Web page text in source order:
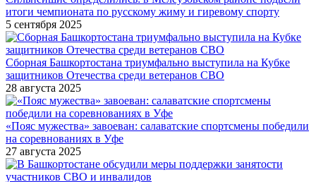
итоги чемпионата по русскому жиму и гиревому спорту
5 сентября 2025
Сборная Башкортостана триумфально выступила на Кубке
защитников Отечества среди ветеранов СВО
28 августа 2025
«Пояс мужества» завоеван: салаватские спортсмены победили
на соревнованиях в Уфе
27 августа 2025